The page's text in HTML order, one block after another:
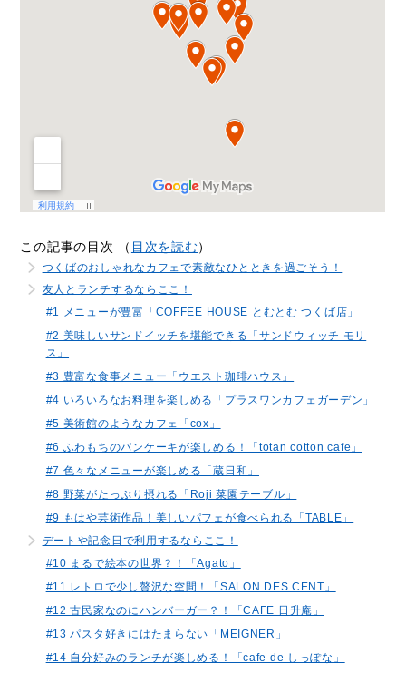
この記事の目次 （ 目次を読む）
つくばのおしゃれなカフェで素敵なひとときを過ごそう！
友人とランチするならここ！
#1 メニューが豊富「COFFEE HOUSE とむとむ つくば店」
#2 美味しいサンドイッチを堪能できる「サンドウィッチ モリ
ス」
#3 豊富な食事メニュー「ウエスト珈琲ハウス」
#4 いろいろなお料理を楽しめる「プラスワンカフェガーデン」
#5 美術館のようなカフェ「cox」
#6 ふわもちのパンケーキが楽しめる！「totan cotton cafe」
#7 色々なメニューが楽しめる「蔵日和」
#8 野菜がたっぷり摂れる「Roji 菜園テーブル」
#9 もはや芸術作品！美しいパフェが食べられる「TABLE」
デートや記念日で利用するならここ！
#10 まるで絵本の世界？！「Agato」
#11 レトロで少し贅沢な空間！「SALON DES CENT」
#12 古民家なのにハンバーガー？！「CAFE 日升庵」
#13 パスタ好きにはたまらない「MEIGNER」
#14 自分好みのランチが楽しめる！「cafe de しっぽな」